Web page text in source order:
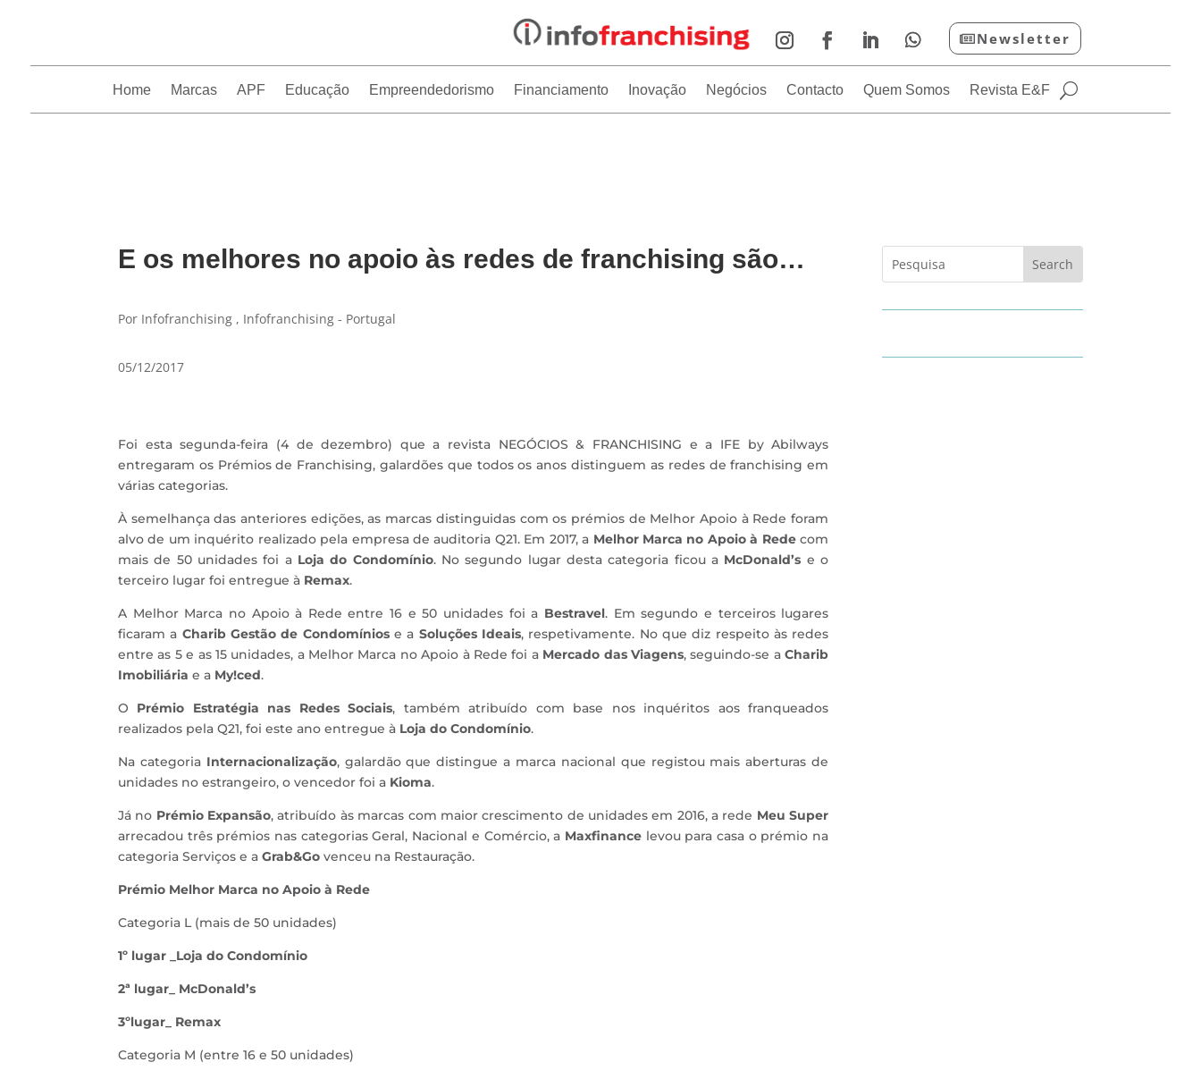
Newsletter
Home Marcas APF Educação Empreendedorismo Financiamento Inovação Negócios Contacto Quem Somos Revista E&F
E os melhores no apoio às redes de franchising são…
Por Infofranchising , Infofranchising - Portugal
05/12/2017
Foi esta segunda-feira (4 de dezembro) que a revista NEGÓCIOS & FRANCHISING e a IFE by Abilways
entregaram os Prémios de Franchising, galardões que todos os anos distinguem as redes de franchising em
várias categorias.
À semelhança das anteriores edições, as marcas distinguidas com os prémios de Melhor Apoio à Rede foram
alvo de um inquérito realizado pela empresa de auditoria Q21. Em 2017, a Melhor Marca no Apoio à Redecom
mais de 50 unidades foi a Loja do Condomínio. No segundo lugar desta categoria ficou a McDonald’s e o
terceiro lugar foi entregue à Remax.
A Melhor Marca no Apoio à Rede entre 16 e 50 unidades foi a Bestravel. Em segundo e terceiros lugares
ficaram a Charib Gestão de Condomíniose a Soluções Ideais, respetivamente. No que diz respeito às redes
entre as 5 e as 15 unidades, a Melhor Marca no Apoio à Rede foi a Mercado das Viagens, seguindo-se aCharib
Imobiliária e a My!ced.
O Prémio Estratégia nas Redes Sociais, também atribuído com base nos inquéritos aos franqueados
realizados pela Q21, foi este ano entregue à Loja do Condomínio.
Na categoria Internacionalização, galardão que distingue a marca nacional que registou mais aberturas de
unidades no estrangeiro, o vencedor foi a Kioma.
Já no Prémio Expansão, atribuído às marcas com maior crescimento de unidades em 2016, a rede Meu Super
arrecadou três prémios nas categorias Geral, Nacional e Comércio, a Maxfinance levou para casa o prémio na
categoria Serviços e a Grab&Go venceu na Restauração.
Prémio Melhor Marca no Apoio à Rede
Categoria L (mais de 50 unidades)
1º lugar _Loja do Condomínio
2ª lugar_ McDonald’s
3ºlugar_ Remax
Categoria M (entre 16 e 50 unidades)